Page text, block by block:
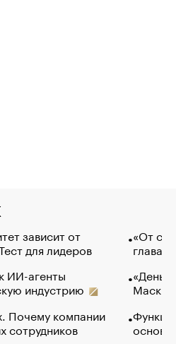
зависит от
для лидеров
ИИ-агенты
индустрию
Почему компании
сотрудников
«От
глава
Маск в
основ